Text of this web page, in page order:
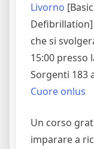
Livorno
Defibrillation]
che si
15:00 presso
Sorgenti 183
Cuore onlus
Un corso
imparare a